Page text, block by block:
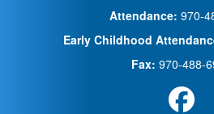
Attendance: 970-
Early Childhood
Fax: 970-488-